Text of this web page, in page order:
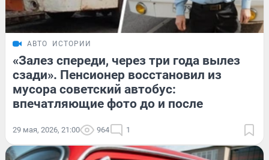
АВТО ИСТОРИИ
«Залез спереди, через три года вылез
сзади». Пенсионер восстановил из
мусора советский автобус:
впечатляющие фото до и после
29 мая, 2026, 21:00 964 1